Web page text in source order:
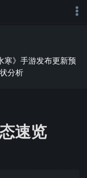
》手游发布更新预
分析
速览